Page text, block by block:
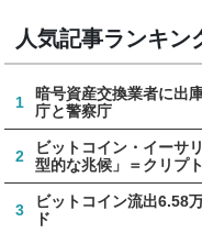
人気記事ランキン
1
暗号資産交換業者に出
庁と警察庁
2
ビットコイン・イーサ
型的な兆候」＝クリプ
3
ビットコイン流出6.58
ド